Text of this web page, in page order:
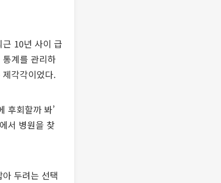
10년 사이 급
계를 관리하
각각이었다.
후회할까 봐’
서 병원을 찾
두려는 선택